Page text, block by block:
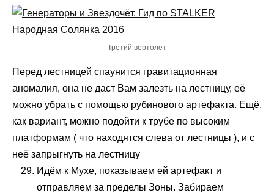
Третий вертолёт
Перед лестницей спаунится гравитационная
аномалия, она не даст Вам залезть на лестницу, её
можно убрать с помощью рубинового артефакта. Ещё,
как вариант, можно подойти к трубе по высоким
платформам ( что находятся слева от лестницы ), и с
неё запрыгнуть на лестницу
Идём к Мухе, показываем ей артефакт и
отправляем за пределы Зоны. Забираем